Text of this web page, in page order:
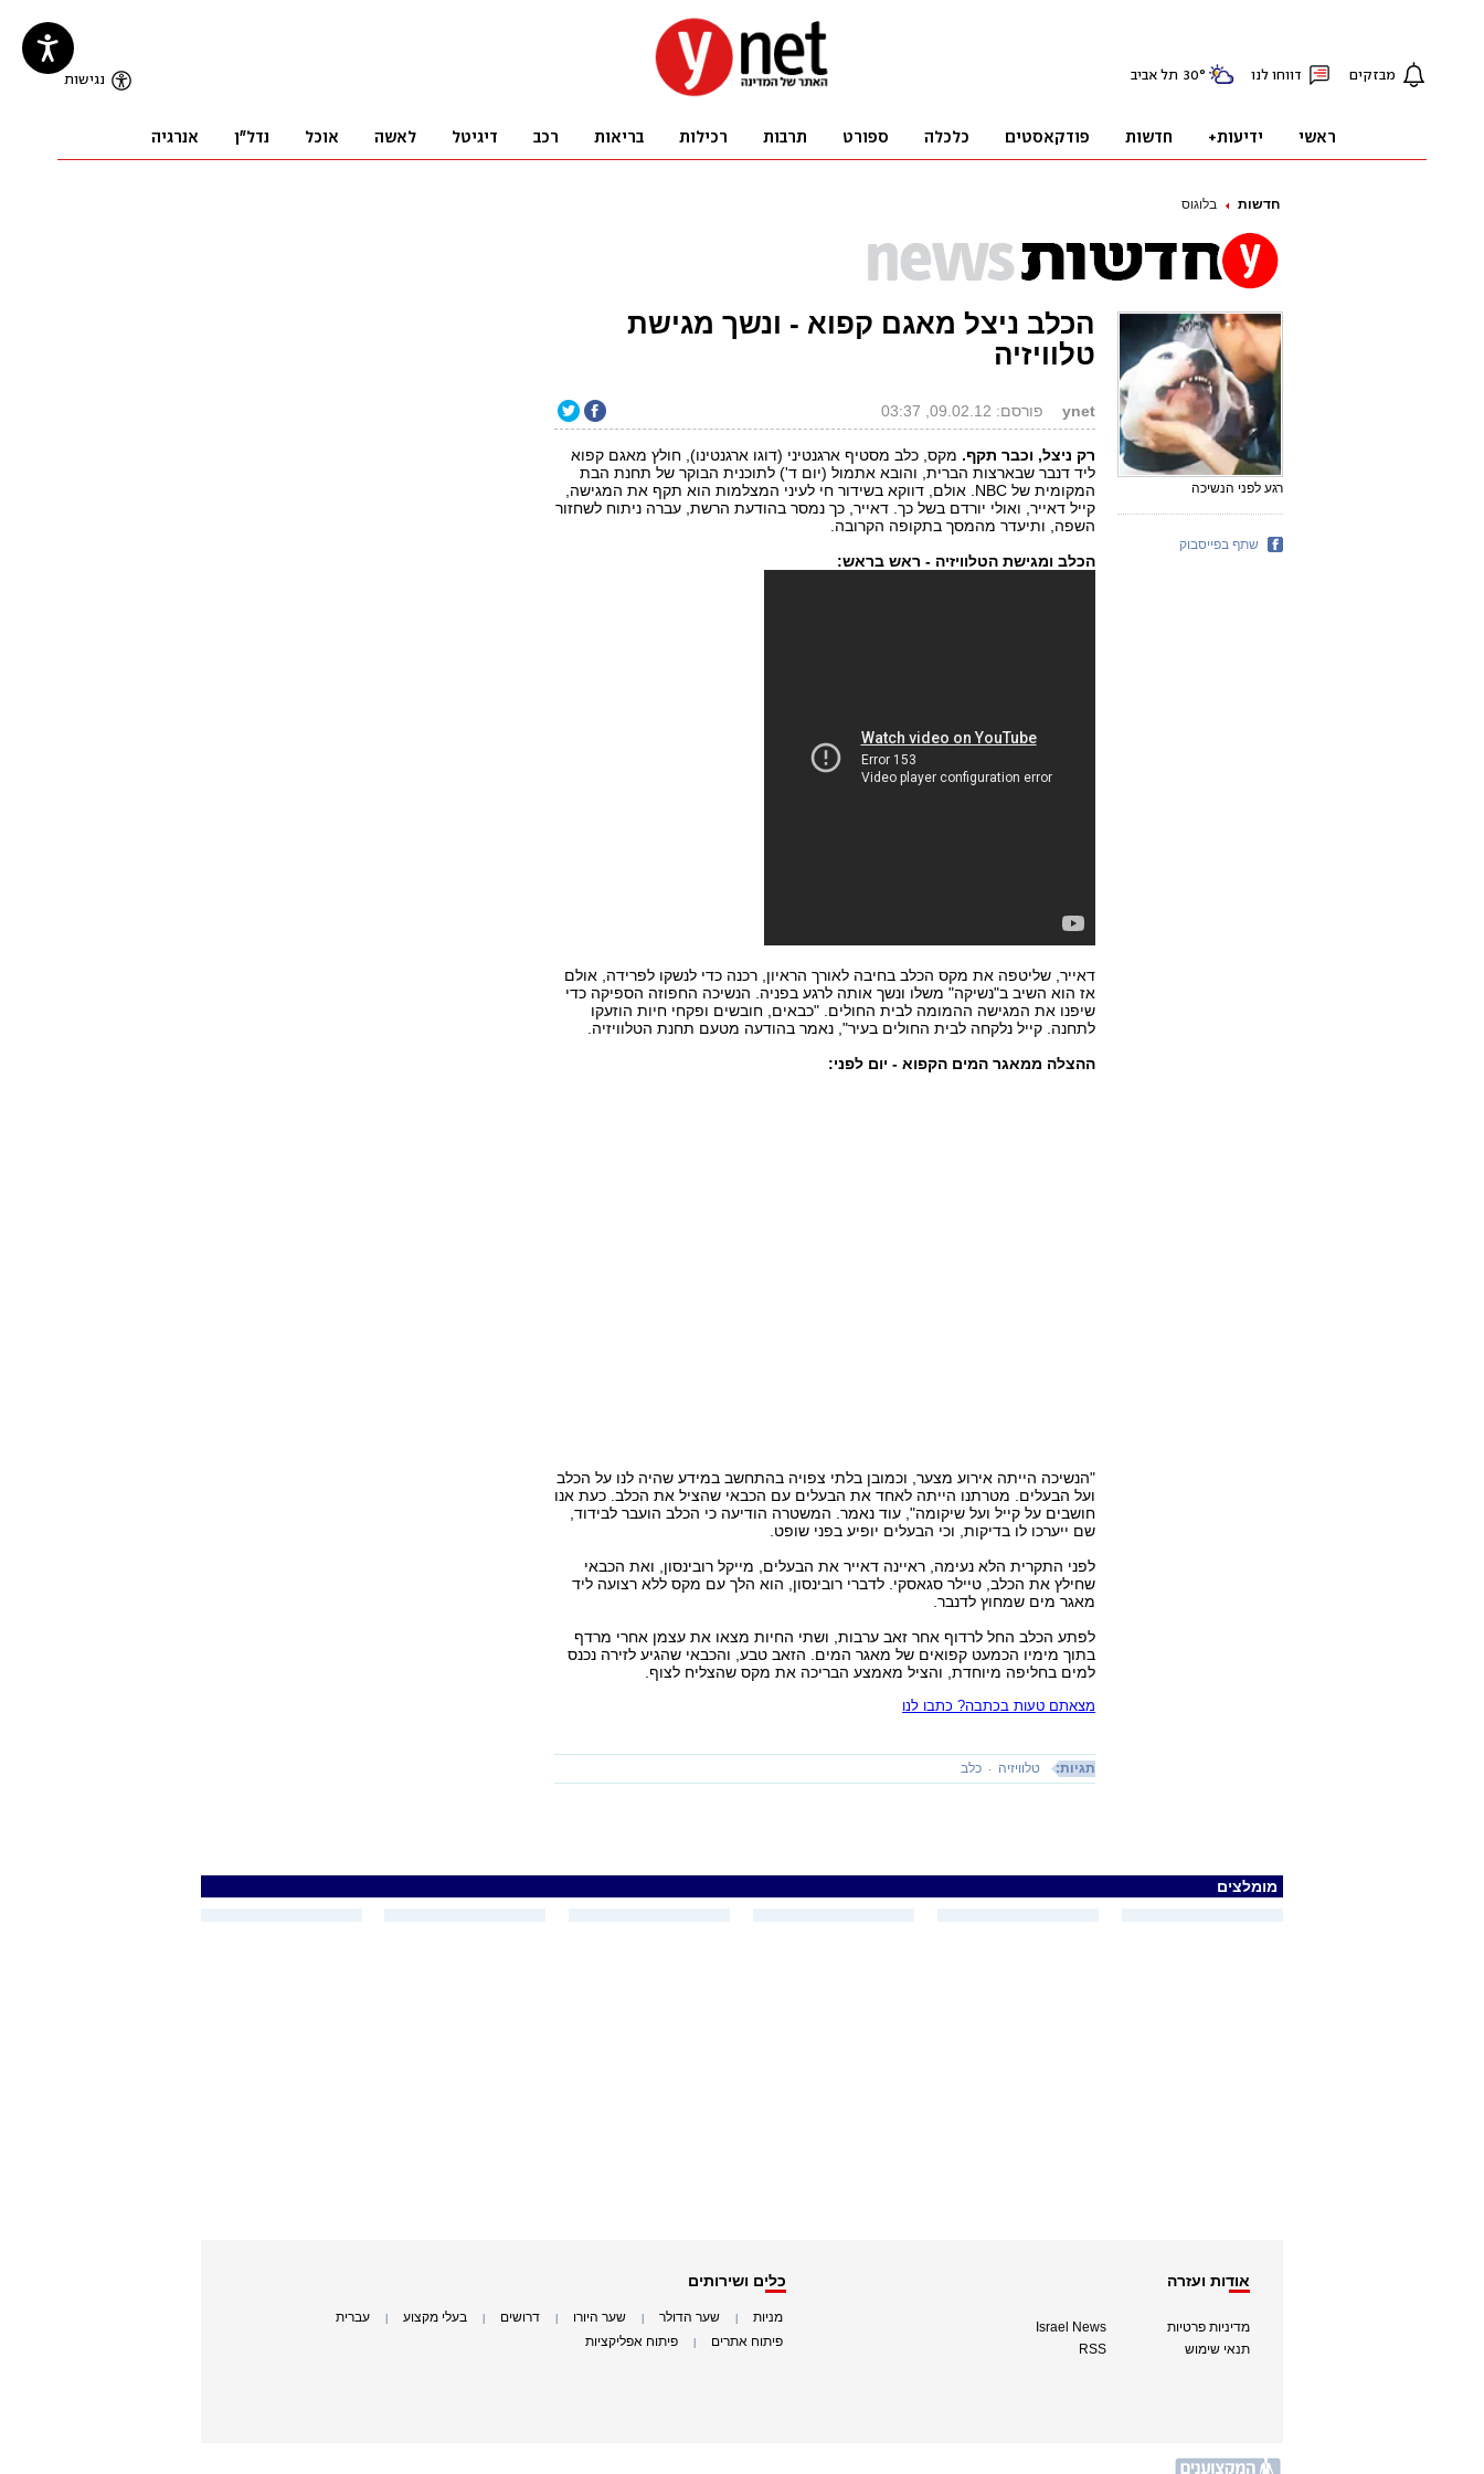
חדשות בלוגוס
הכלב ניצל מאגם קפוא - ונשך מגישת
טלוויזיה
ynet פורסם: 09.02.12, 03:37
רק ניצל, וכבר תקף. מקס, כלב מסטיף ארגנטיני (דוגו ארגנטינו), חולץ מאגם קפוא
ליד דנבר שבארצות הברית, והובא אתמול (יום ד') לתוכנית הבוקר של תחנת הבת
המקומית של NBC. אולם, דווקא בשידור חי לעיני המצלמות הוא תקף את המגישה,
קייל דאייר, ואולי יורדם בשל כך. דאייר, כך נמסר בהודעת הרשת, עברה ניתוח לשחזור
השפה, ותיעדר מהמסך בתקופה הקרובה.
הכלב ומגישת הטלוויזיה - ראש בראש:
דאייר, שליטפה את מקס הכלב בחיבה לאורך הראיון, רכנה כדי לנשקו לפרידה, אולם
אז הוא השיב ב"נשיקה" משלו ונשך אותה לרגע בפניה. הנשיכה החפוזה הספיקה כדי
שיפנו את המגישה ההמומה לבית החולים. "כבאים, חובשים ופקחי חיות הוזעקו
לתחנה. קייל נלקחה לבית החולים בעיר", נאמר בהודעה מטעם תחנת הטלוויזיה.
ההצלה ממאגר המים הקפוא - יום לפני:
"הנשיכה הייתה אירוע מצער, וכמובן בלתי צפויה בהתחשב במידע שהיה לנו על הכלב
ועל הבעלים. מטרתנו הייתה לאחד את הבעלים עם הכבאי שהציל את הכלב. כעת אנו
חושבים על קייל ועל שיקומה", עוד נאמר. המשטרה הודיעה כי הכלב הועבר לבידוד,
שם ייערכו לו בדיקות, וכי הבעלים יופיע בפני שופט.
לפני התקרית הלא נעימה, ראיינה דאייר את הבעלים, מייקל רובינסון, ואת הכבאי
שחילץ את הכלב, טיילר סגאסקי. לדברי רובינסון, הוא הלך עם מקס ללא רצועה ליד
מאגר מים שמחוץ לדנבר.
לפתע הכלב החל לרדוף אחר זאב ערבות, ושתי החיות מצאו את עצמן אחרי מרדף
בתוך מימיו הכמעט קפואים של מאגר המים. הזאב טבע, והכבאי שהגיע לזירה נכנס
למים בחליפה מיוחדת, והציל מאמצע הבריכה את מקס שהצליח לצוף.
מצאתם טעות בכתבה? כתבו לנו
תגיות: טלוויזיה כלב
רגע לפני הנשיכה
שתף בפייסבוק
מומלצים
אודות ועזרה
מדיניות פרטיות
תנאי שימוש
Israel News
RSS
כלים ושירותים
מניות שער הדולר שער היורו דרושים בעלי מקצוע עברית
פיתוח אתרים פיתוח אפליקציות